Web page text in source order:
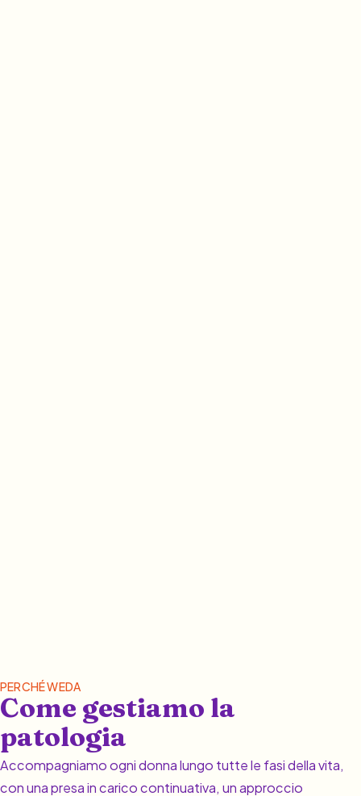
PERCHÉ WEDA
Come gestiamo la
patologia
Accompagniamo ogni donna lungo tutte le fasi della vita,
con una presa in carico continuativa, un approccio